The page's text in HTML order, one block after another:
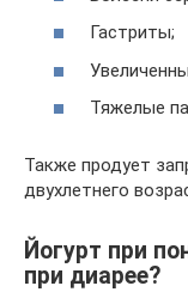
Гастриты;
Тяжелые
Также продует
двухлетнего
Йогурт при
при диарее?